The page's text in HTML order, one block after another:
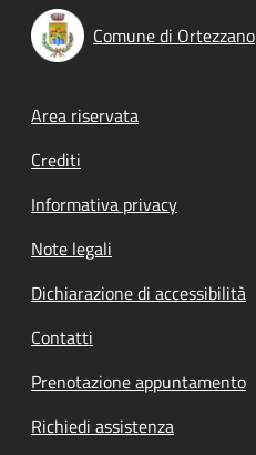
Comune di Ortezzano
Footer menu
Area riservata
Crediti
Informativa privacy
Note legali
Dichiarazione di accessibilità
Contatti
Prenotazione appuntamento
Richiedi assistenza